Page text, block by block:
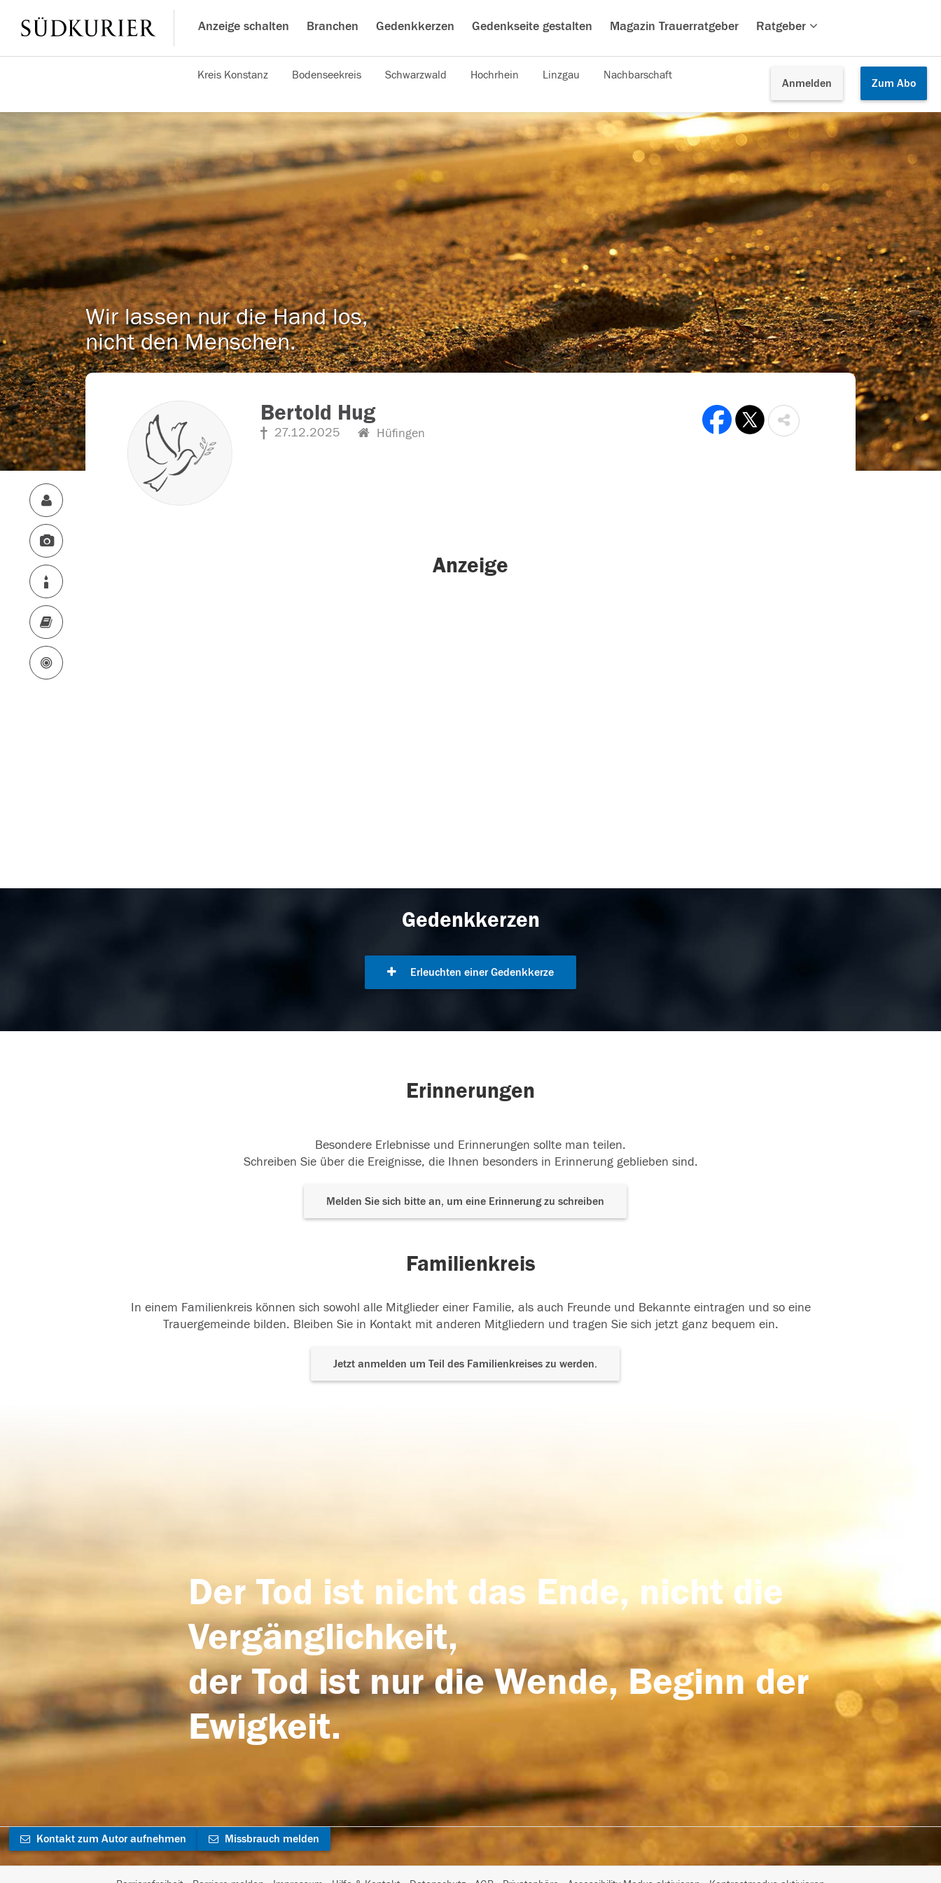
Anzeige schalten Branchen Gedenkkerzen Gedenkseite gestalten Magazin Trauerratgeber Ratgeber
Anmelden Zum Abo
Kreis Konstanz Bodenseekreis Schwarzwald Hochrhein Linzgau Nachbarschaft
Wir lassen nur die Hand los,
nicht den Menschen.
Bertold Hug
27.12.2025 Hüfingen
Anzeige
Gedenkkerzen
Erleuchten einer Gedenkkerze
Erinnerungen
Besondere Erlebnisse und Erinnerungen sollte man teilen.
Schreiben Sie über die Ereignisse, die Ihnen besonders in Erinnerung geblieben sind.
Melden Sie sich bitte an, um eine Erinnerung zu schreiben
Familienkreis
In einem Familienkreis können sich sowohl alle Mitglieder einer Familie, als auch Freunde und Bekannte eintragen und so eine
Trauergemeinde bilden. Bleiben Sie in Kontakt mit anderen Mitgliedern und tragen Sie sich jetzt ganz bequem ein.
Jetzt anmelden um Teil des Familienkreises zu werden.
Der Tod ist nicht das Ende, nicht die
Vergänglichkeit,
der Tod ist nur die Wende, Beginn der
Ewigkeit.
Kontakt zum Autor aufnehmen Missbrauch melden